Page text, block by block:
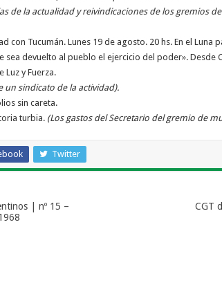
de la actualidad y reivindicaciones de los gremios
con Tucumán. Lunes 19 de agosto. 20 hs. En el Luna
sea devuelto al pueblo el ejercicio del poder». Desde
Luz y Fuerza.
un sindicato de la actividad).
sin careta.
turbia. (Los gastos del Secretario del gremio de
Twitter
| nº 15 –
CGT